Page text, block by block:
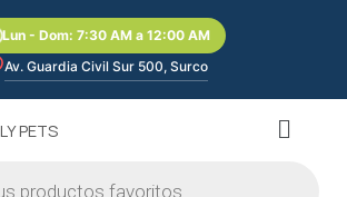
Lun - Dom: 7:30 AM a 12:00 AM
Av. Guardia Civil Sur 500, Surco
Menú